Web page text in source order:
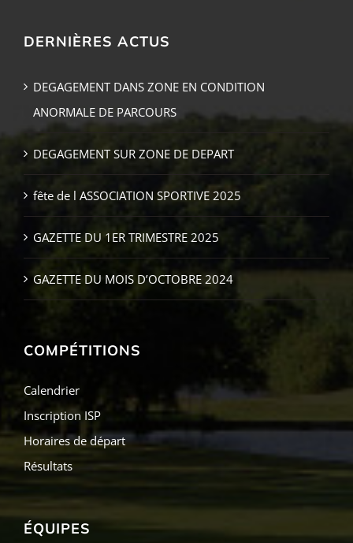
DERNIÈRES ACTUS
DEGAGEMENT DANS ZONE EN CONDITION
ANORMALE DE PARCOURS
DEGAGEMENT SUR ZONE DE DEPART
fête de l ASSOCIATION SPORTIVE 2025
GAZETTE DU 1ER TRIMESTRE 2025
GAZETTE DU MOIS D’OCTOBRE 2024
COMPÉTITIONS
Calendrier
Inscription ISP
Horaires de départ
Résultats
ÉQUIPES